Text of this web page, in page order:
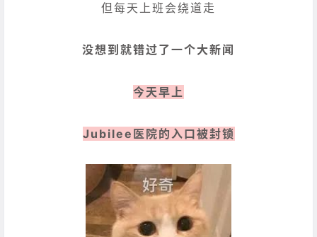
但每天上班会绕道走
没想到就错过了一个大新闻
今天早上
Jubilee医院的入口被封锁